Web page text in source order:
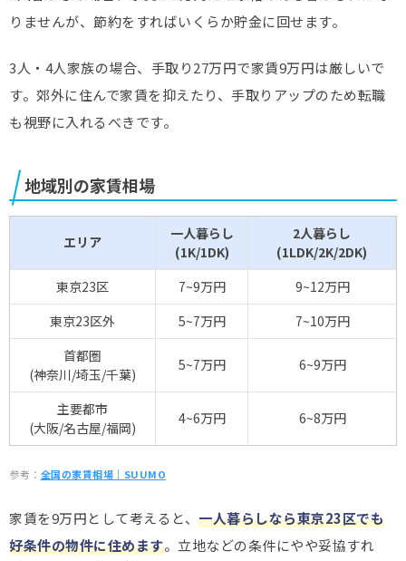
りませんが、節約をすればいくらか貯金に回せます。
3人・4人家族の場合、手取り27万円で家賃9万円は厳しいで
す。郊外に住んで家賃を抑えたり、手取りアップのため転職
も視野に入れるべきです。
地域別の家賃相場
エリア
一人暮らし
(1K/1DK)
2人暮らし
(1LDK/2K/2DK)
東京23区
7~9万円
9~12万円
東京23区外
5~7万円
7~10万円
首都圏
(神奈川/埼玉/千葉)
5~7万円 6~9万円
主要都市
(大阪/名古屋/福岡)
4~6万円 6~8万円
参考： 全国の家賃相場｜SUUMO
家賃を9万円として考えると、 一人暮らしなら東京23区でも
好条件の物件に住めます。立地などの条件にやや妥協すれ